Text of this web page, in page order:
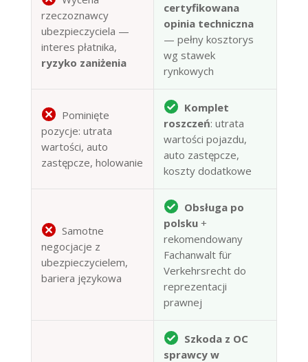
rzeczoznawcy
ubezpieczyciela —
interes płatnika,
ryzyko zaniżenia
certyfikowana
opinia techniczna
— pełny kosztorys
wg stawek
rynkowych
Pominięte
pozycje: utrata
wartości, auto
zastępcze, holowanie
Komplet
roszczeń: utrata
wartości pojazdu,
auto zastępcze,
koszty dodatkowe
Samotne
negocjacje z
ubezpieczycielem,
bariera językowa
Obsługa po
polsku+
rekomendowany
Fachanwalt für
Verkehrsrecht do
reprezentacji
prawnej
Szkoda z OC
sprawcy w